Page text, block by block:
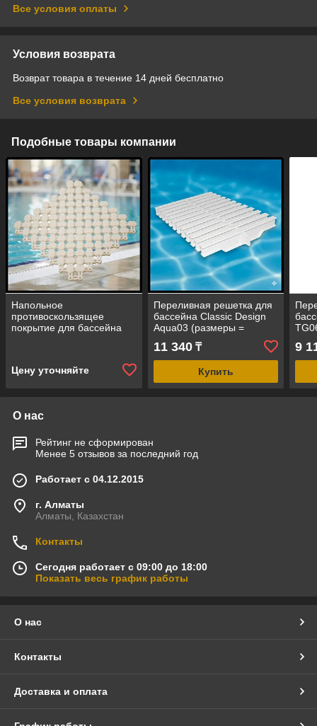
Все условия оплаты
Условия возврата
Возврат товара в течение 14 дней бесплатно
Все условия возврата
Подобные товары компании
Напольное
противоскользящее
покрытие для бассейна
Цену уточняйте
Переливная решетка для
бассейна Classic Design
Aqua03 (размеры =
200x25 мм, цвет - белый)
11 340₸
Купить
9
О нас
Рейтинг не сформирован
Менее 5 отзывов за последний год
Работает с 04.12.2015
г. Алматы
Алматы, Казахстан
Контакты
Сегодня работает с 09:00 до 18:00
Показать весь график работы
О нас
Контакты
Доставка и оплата